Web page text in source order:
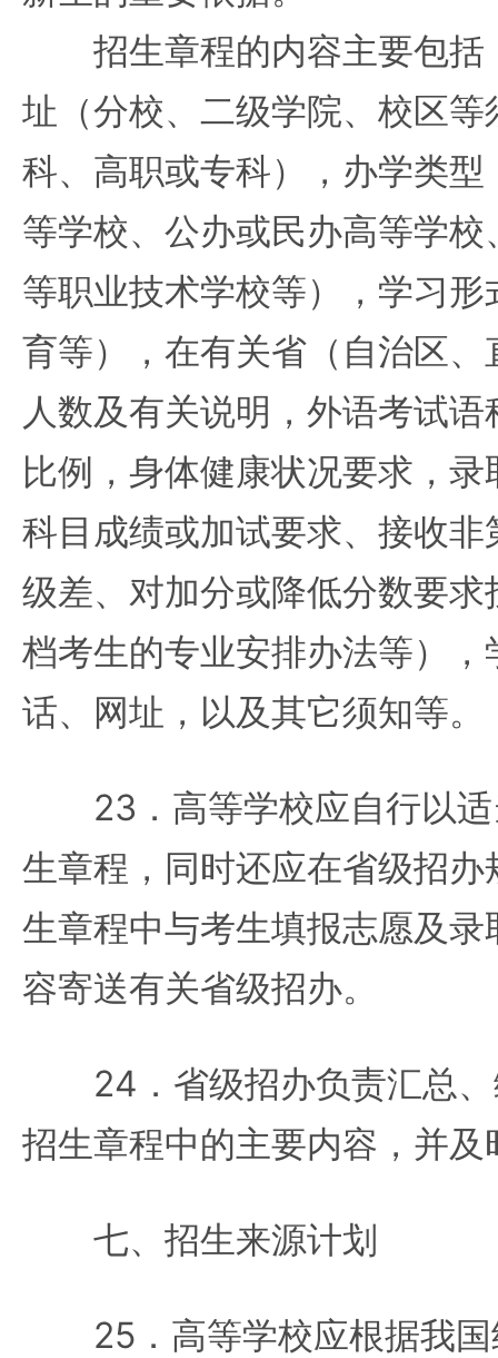
招生章程的内容主要包括
址（分校、二级学院、校区
科、高职或专科），办学类
等学校、公办或民办高等学
等职业技术学校等），学习
育等），在有关省（自治区
人数及有关说明，外语考试
比例，身体健康状况要求，
科目成绩或加试要求、接收
级差、对加分或降低分数要
档考生的专业安排办法等）
话、网址，以及其它须知等。
23．高等学校应自行以适
生章程，同时还应在省级招
生章程中与考生填报志愿及
容寄送有关省级招办。
24．省级招办负责汇总、
招生章程中的主要内容，并
七、招生来源计划
25．高等学校应根据我国